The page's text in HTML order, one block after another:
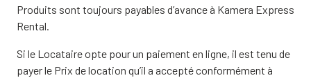
Produits sont toujours payables d’avance à Kamera Express
Rental.
Si le Locataire opte pour un paiement en ligne, il est tenu de
payer le Prix de location qu’il a accepté conformément à